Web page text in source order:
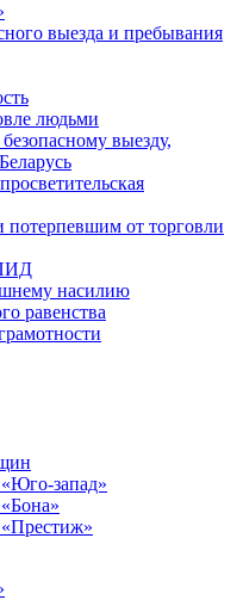
выезда и пребывания
людьми
выезду,
от торговли
насилию
равенства
запад»